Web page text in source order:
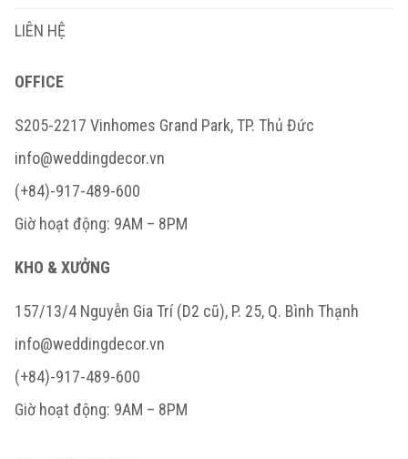
LIÊN HỆ
OFFICE
S205-2217 Vinhomes Grand Park, TP. Thủ Đức
info@weddingdecor.vn
(+84)-917-489-600
Giờ hoạt động: 9AM – 8PM
KHO & XƯỞNG
157/13/4 Nguyễn Gia Trí (D2 cũ), P. 25, Q. Bình Thạnh
info@weddingdecor.vn
(+84)-917-489-600
Giờ hoạt động: 9AM – 8PM